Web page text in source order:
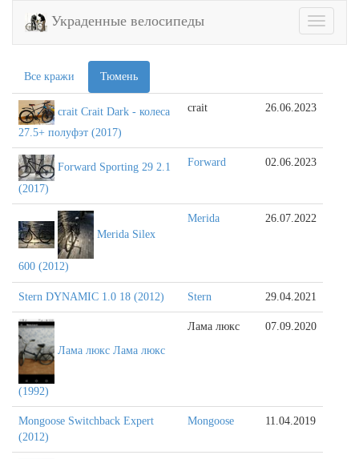
Toggle
Украденные велосипеды
Все кражи Тюмень
crait Crait Dark - колеса
27.5+ полуфэт (2017)
crait 26.06.2023
Forward Sporting 29 2.1
(2017)
Forward 02.06.2023
Merida Silex
600 (2012)
Merida 26.07.2022
Stern DYNAMIC 1.0 18 (2012) Stern 29.04.2021
Лама люкс Лама люкс
(1992)
Лама люкс 07.09.2020
Mongoose Switchback Expert
(2012)
Mongoose 11.04.2019